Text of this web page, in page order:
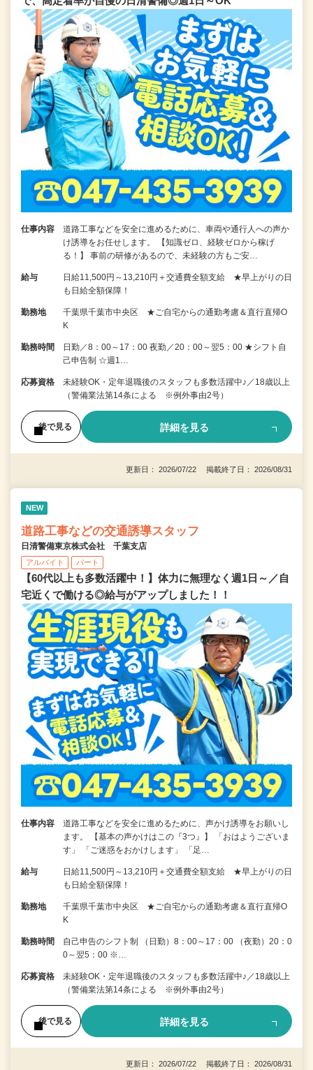
仕事内容
道路工事などを安全に進めるために、車両や通行人への声か
け誘導をお任せします。 【知識ゼロ、経験ゼロから稼げ
る！】 事前の研修があるので、未経験の方もご安…
給与
日給11,500円～13,210円＋交通費全額支給 ★早上がりの日
も日給全額保障！
勤務地
千葉県千葉市中央区 ★ご自宅からの通勤考慮＆直行直帰O
K
勤務時間
日勤／8：00～17：00 夜勤／20：00～翌5：00 ★シフト自
己申告制 ☆週1…
応募資格
未経験OK・定年退職後のスタッフも多数活躍中♪／18歳以上
（警備業法第14条による ※例外事由2号）
後で見る 詳細を見る
更新日： 2026/07/22 掲載終了日： 2026/08/31
NEW
道路工事などの交通誘導スタッフ
日清警備東京株式会社 千葉支店
アルバイト パート
【60代以上も多数活躍中！】体力に無理なく週1日～／自
宅近くで働ける◎給与がアップしました！！
仕事内容
道路工事などを安全に進めるために、声かけ誘導をお願いし
ます。 【基本の声かけはこの『3つ』】 「おはようございま
す」 「ご迷惑をおかけします」 「足…
給与
日給11,500円～13,210円＋交通費全額支給 ★早上がりの日
も日給全額保障！
勤務地
千葉県千葉市中央区 ★ご自宅からの通勤考慮＆直行直帰O
K
勤務時間
自己申告のシフト制 （日勤）8：00～17：00 （夜勤）20：0
0～翌5：00 ※…
応募資格
未経験OK・定年退職後のスタッフも多数活躍中♪／18歳以上
（警備業法第14条による ※例外事由2号）
後で見る 詳細を見る
更新日： 2026/07/22 掲載終了日： 2026/08/31